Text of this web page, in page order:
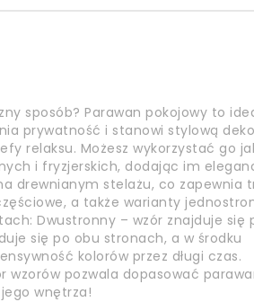
sposób? Parawan pokojowy to
prywatność i stanowi stylową
relaksu. Możesz wykorzystać go
i fryzjerskich, dodając im
drewnianym stelażu, co zapewnia
a także warianty
Dwustronny – wzór znajduje się
się po obu stronach, a w środku
kolorów przez długi czas.
wzorów pozwala dopasować
wnętrza!